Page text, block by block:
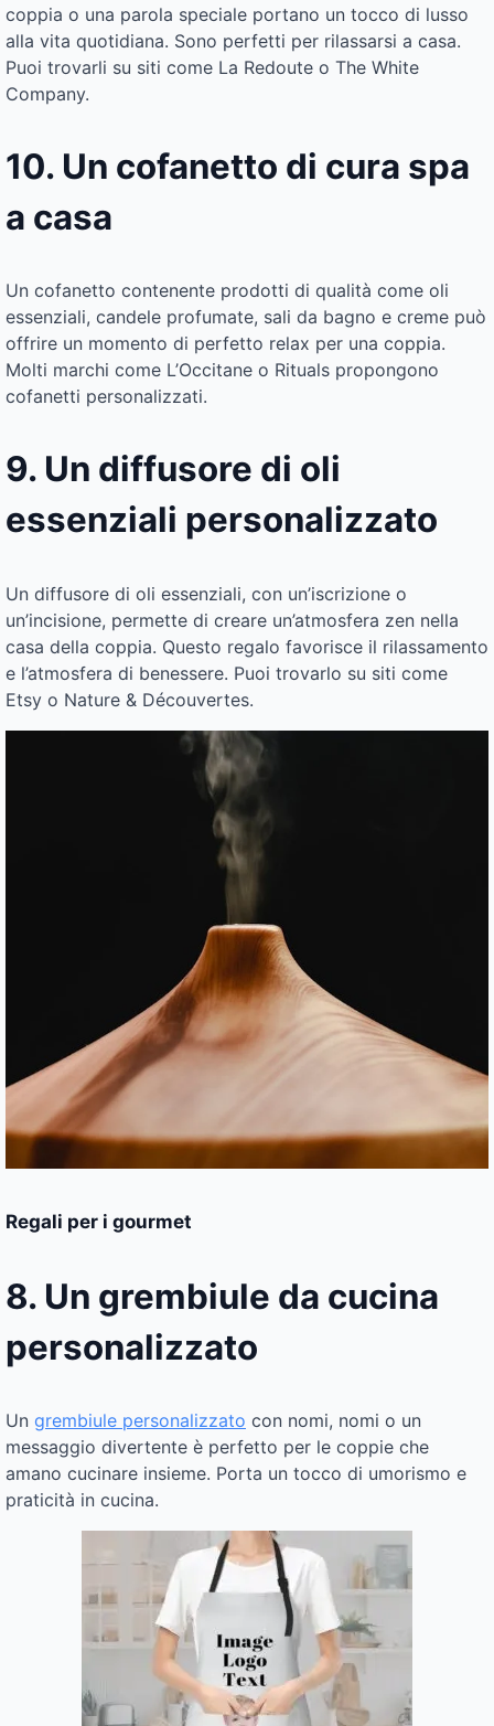
coppia o una parola speciale portano un tocco di lusso
alla vita quotidiana. Sono perfetti per rilassarsi a casa.
Puoi trovarli su siti come La Redoute o The White
Company.
10. Un cofanetto di cura spa
a casa
Un cofanetto contenente prodotti di qualità come oli
essenziali, candele profumate, sali da bagno e creme può
offrire un momento di perfetto relax per una coppia.
Molti marchi come L’Occitane o Rituals propongono
cofanetti personalizzati.
9. Un diffusore di oli
essenziali personalizzato
Un diffusore di oli essenziali, con un’iscrizione o
un’incisione, permette di creare un’atmosfera zen nella
casa della coppia. Questo regalo favorisce il rilassamento
e l’atmosfera di benessere. Puoi trovarlo su siti come
Etsy o Nature & Découvertes.
Regali per i gourmet
8. Un grembiule da cucina
personalizzato
Un grembiule personalizzato con nomi, nomi o un
messaggio divertente è perfetto per le coppie che
amano cucinare insieme. Porta un tocco di umorismo e
praticità in cucina.